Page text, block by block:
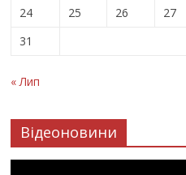
24
25 26 27
31
« Лип
Відеоновини